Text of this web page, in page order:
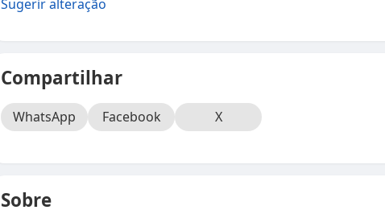
Sugerir alteração
Compartilhar
WhatsApp Facebook X
Sobre